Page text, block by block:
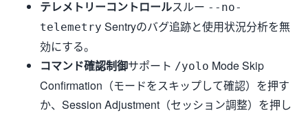
テレメトリーコントロールスルー --no-
telemetry Sentryのバグ追跡と使用状況分析を無
効にする。
コマンド確認制御サポート /yolo Mode Skip
Confirmation（モードをスキップして確認）を押す
か、Session Adjustment（セッション調整）を押し